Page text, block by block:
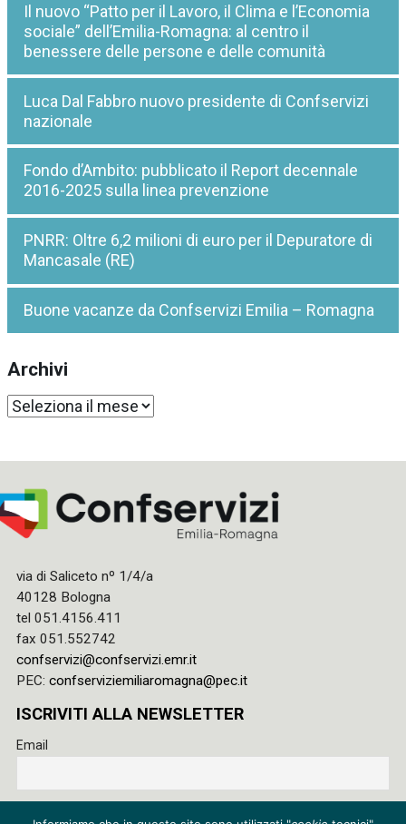
Il nuovo “Patto per il Lavoro, il Clima e l’Economia
sociale” dell’Emilia-Romagna: al centro il
benessere delle persone e delle comunità
Luca Dal Fabbro nuovo presidente di Confservizi
nazionale
Fondo d’Ambito: pubblicato il Report decennale
2016-2025 sulla linea prevenzione
PNRR: Oltre 6,2 milioni di euro per il Depuratore di
Mancasale (RE)
Buone vacanze da Confservizi Emilia – Romagna
Archivi
Archivi
via di Saliceto nº 1/4/a
40128 Bologna
tel 051.4156.411
fax 051.552742
confservizi@confservizi.emr.it
PEC: confserviziemiliaromagna@pec.it
ISCRIVITI ALLA NEWSLETTER
Email